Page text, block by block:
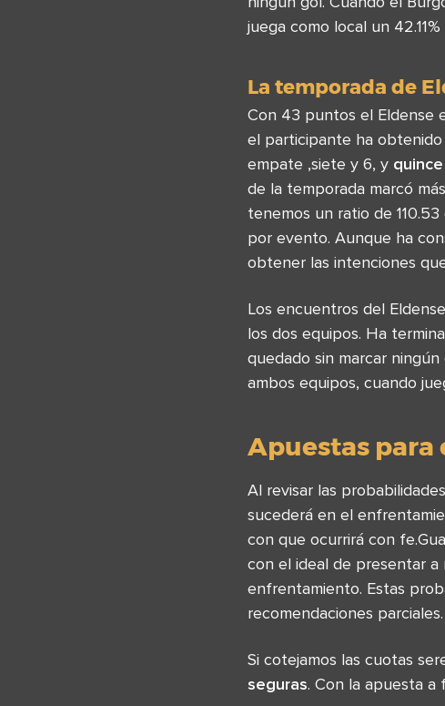
juega como local un
La temporada de
Con 43 puntos el Eldense
el participante ha
empate ,siete y 6, y quince
de la temporada marcó
tenemos un ratio de
por evento. Aunque ha
obtener las intenciones
Los encuentros del
los dos equipos. Ha
quedado sin marcar
ambos equipos, cuando
Apuestas para
Al revisar las
sucederá en el
con que ocurrirá con
con el ideal de presentar a
enfrentamiento. Estas
recomendaciones parciales.
Si cotejamos las cuotas
seguras. Con la apuesta a